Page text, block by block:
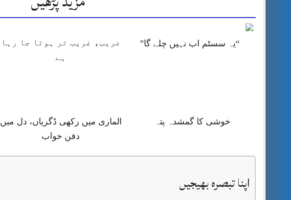
“یہ سسٹم اب نہیں چلے گا”
غریب، غریب تر ہوتا جا رہا
ہے
خوشی کا گمشدہ پتہ
الماری میں رکھی ڈگریاں، دل میں
دفن خواب
اپنا تبصرہ بھیجیں